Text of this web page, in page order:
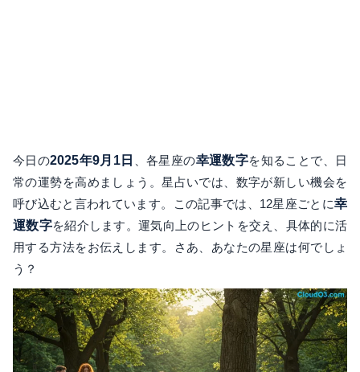
今日の2025年9月1日 、各星座の幸運数字を知ることで、日
常の運勢を高めましょう。星占いでは、数字が新しい機会を
呼び込むと言われています。この記事では、12星座ごとに幸
運数字を紹介します。運気向上のヒントを交え、具体的に活
用する方法をお伝えします。さあ、あなたの星座は何でしょ
う？